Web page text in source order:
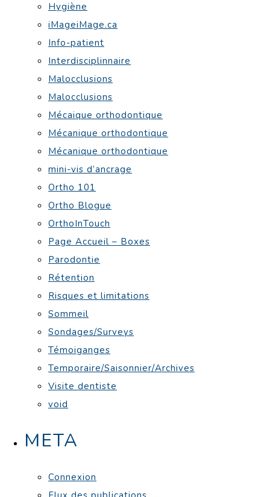
Hygiène
iMageiMage.ca
Info-patient
Interdisciplinnaire
Malocclusions
Malocclusions
Mécaique orthodontique
Mécanique orthodontique
Mécanique orthodontique
mini-vis d’ancrage
Ortho 101
Ortho Blogue
OrthoInTouch
Page Accueil – Boxes
Parodontie
Rétention
Risques et limitations
Sommeil
Sondages/Surveys
Témoiganges
Temporaire/Saisonnier/Archives
Visite dentiste
void
META
Connexion